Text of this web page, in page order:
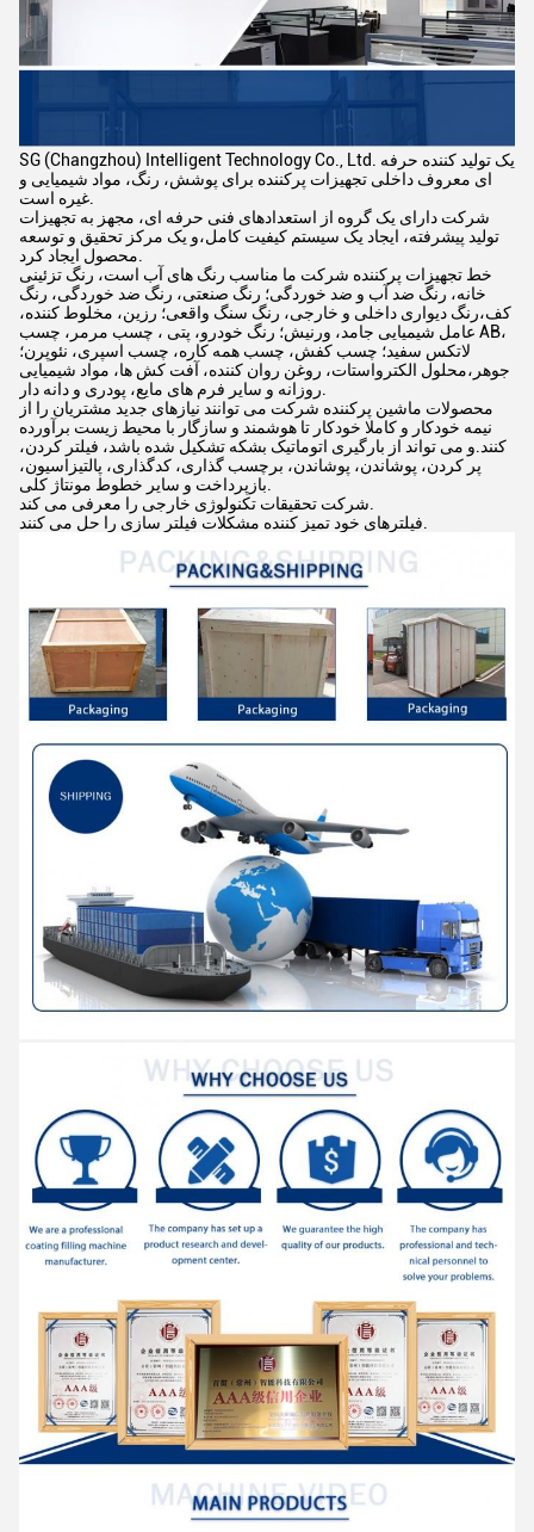
SG (Changzhou) Intelligent Technology Co., Ltd. یک تولید کننده حرفه
ای معروف داخلی تجهیزات پرکننده برای پوشش، رنگ، مواد شیمیایی و
غیره است.
شرکت دارای یک گروه از استعدادهای فنی حرفه ای، مجهز به تجهیزات
تولید پیشرفته، ایجاد یک سیستم کیفیت کامل،و یک مرکز تحقیق و توسعه
محصول ایجاد کرد.
خط تجهیزات پرکننده شرکت ما مناسب رنگ های آب است، رنگ تزئینی
خانه، رنگ ضد آب و ضد خوردگی؛ رنگ صنعتی، رنگ ضد خوردگی، رنگ
کف،رنگ دیواری داخلی و خارجی، رنگ سنگ واقعی؛ رزین، مخلوط کننده،
عامل شیمیایی جامد، ورنیش؛ رنگ خودرو، پتی ، چسب مرمر، چسب AB،
لاتکس سفید؛ چسب کفش، چسب همه کاره، چسب اسپری، نئوپرن؛
جوهر،محلول الکترواستات، روغن روان کننده، آفت کش ها، مواد شیمیایی
روزانه و سایر فرم های مایع، پودری و دانه دار.
محصولات ماشین پرکننده شرکت می توانند نیازهای جدید مشتریان را از
نیمه خودکار و کاملا خودکار تا هوشمند و سازگار با محیط زیست برآورده
کنند.و می تواند از بارگیری اتوماتیک بشکه تشکیل شده باشد، فیلتر کردن،
پر کردن، پوشاندن، پوشاندن، برچسب گذاری، کدگذاری، پالتیزاسیون،
بازپرداخت و سایر خطوط مونتاژ کلی.
شرکت تحقیقات تکنولوژی خارجی را معرفی می کند.
فیلترهای خود تمیز کننده مشکلات فیلتر سازی را حل می کنند.